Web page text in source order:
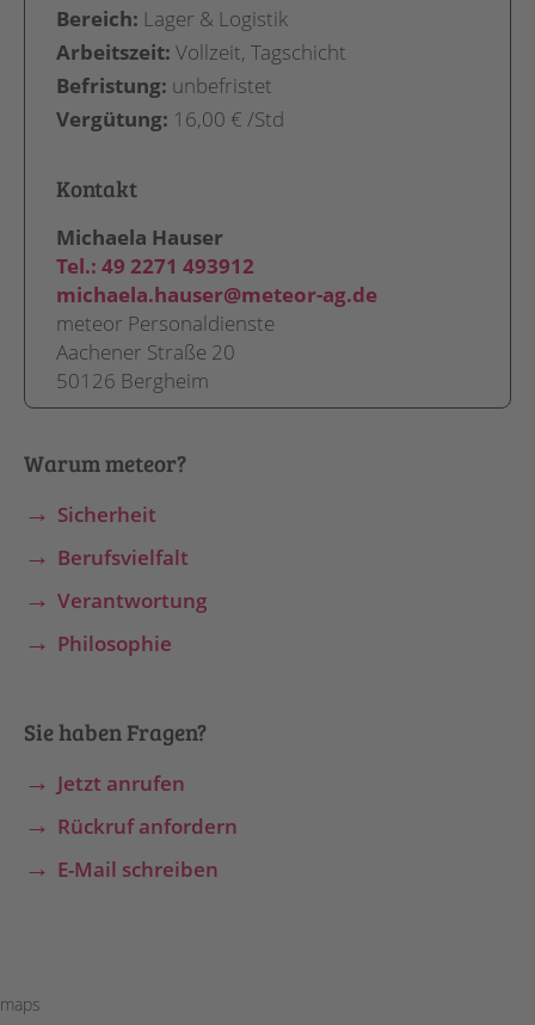
Bereich: Lager & Logistik
Arbeitszeit: Vollzeit, Tagschicht
Befristung: unbefristet
Vergütung: 16,00 € /Std
Kontakt
Michaela Hauser
Tel.: 49 2271 493912
michaela.hauser@meteor-ag.de
meteor Personaldienste
Aachener Straße 20
50126 Bergheim
Warum meteor?
Sicherheit
Berufsvielfalt
Verantwortung
Philosophie
Sie haben Fragen?
Jetzt anrufen
Rückruf anfordern
E-Mail schreiben
maps